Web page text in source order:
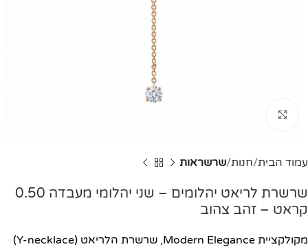
עמוד הבית חנות שרשראות
שרשרת לריאט יהלומים – שני יהלומי מעבדה 0.50
קראט – זהב צהוב
מקולקציית Modern Elegance, שרשרת הלריאט (Y-necklace)